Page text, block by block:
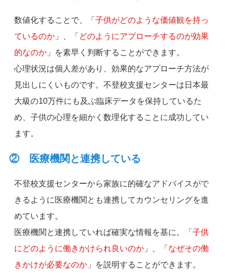
数値化することで、「 子供がどのような価値観を持っ
ているのか 」、「 どのようにアプローチするのが効果
的なのか 」を素早く判断することができます。
心理状況は個人差があり、効果的なアプローチ方法が
見出しにくいものです。不登校支援センターは日本最
大級の10万件にも及ぶ臨床データを保持しているた
め、子供の心理を細かく数理化することに成功してい
ます。
② 医療機関と連携している
不登校支援センターから家族に的確なアドバイスがで
きるように医療機関とも連携してカウンセリングを進
めています。
医療機関と連携していれば確実な情報を基に。「 子供
にどのように働きかけられ良いのか 」、「 なぜその働
きかけが必要なのか 」を説明することができます。